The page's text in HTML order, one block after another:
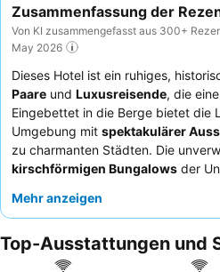
Zusammenfassung der
Von KI zusammengefasst aus 300+
May 2026
Dieses Hotel ist ein ruhiges,
Paare und Luxusreisende, die
Eingebettet in die Berge bietet die
Umgebung mit spektakulärer
zu charmanten Städten. Die
kirschförmigen Bungalows der
stets dasaufmerksame und
frischem Obst und köstlichem
schöneren Aufenthalt empfiehlt es
Mehr anzeigen
Top-Ausstattungen und